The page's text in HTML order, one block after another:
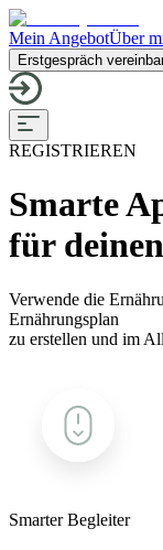
Mein AngebotÜber
Erstgespräch
REGISTRIEREN
Smarte
für
Verwende die
Ernährungsplan
zu erstellen und im
Smarter Begleiter